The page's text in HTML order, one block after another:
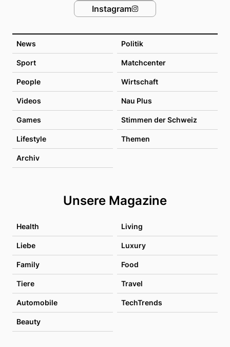
News Politik
Sport Matchcenter
People Wirtschaft
Videos Nau Plus
Games Stimmen der Schweiz
Lifestyle Themen
Archiv
Unsere Magazine
Health Living
Liebe Luxury
Family Food
Tiere Travel
Automobile TechTrends
Beauty
Instagram